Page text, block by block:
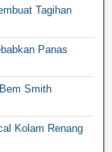
Tagihan
Panas
Smith
Kolam Renang